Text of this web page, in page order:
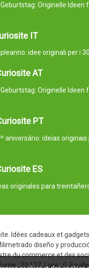
Originelle Ideen
IT
idee originali per i
AT
Originelle Ideen
PT
aniversário: ideias
ES
originales para
Idées cadeaux et
diseño y
du commerce et des
: 23.137. Livre : 0.